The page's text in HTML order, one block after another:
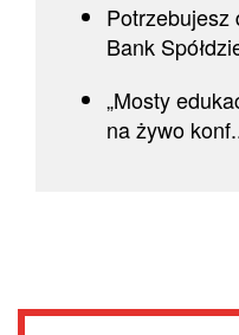
Potrzebujesz
Bank
„Mosty
na żywo